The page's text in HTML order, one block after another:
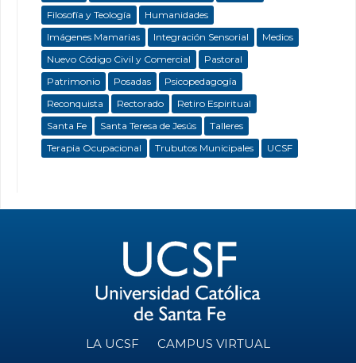
Filosofía y Teología
Humanidades
Imágenes Mamarias
Integración Sensorial
Medios
Nuevo Código Civil y Comercial
Pastoral
Patrimonio
Posadas
Psicopedagogía
Reconquista
Rectorado
Retiro Espiritual
Santa Fe
Santa Teresa de Jesús
Talleres
Terapia Ocupacional
Trubutos Municipales UCSF
LA UCSF CAMPUS VIRTUAL